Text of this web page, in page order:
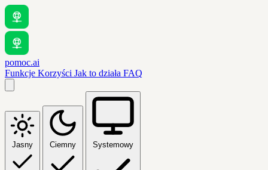
pomoc.ai
Funkcje Korzyści Jak to działa FAQ
Jasny Ciemny Systemowy